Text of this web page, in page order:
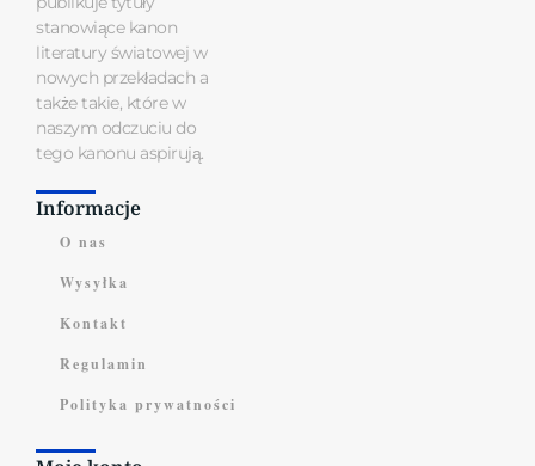
stanowiące kanon
literatury światowej w
nowych przekładach a
także takie, które w
naszym odczuciu do
tego kanonu aspirują.
Informacje
O nas
Wysyłka
Kontakt
Regulamin
Polityka prywatności